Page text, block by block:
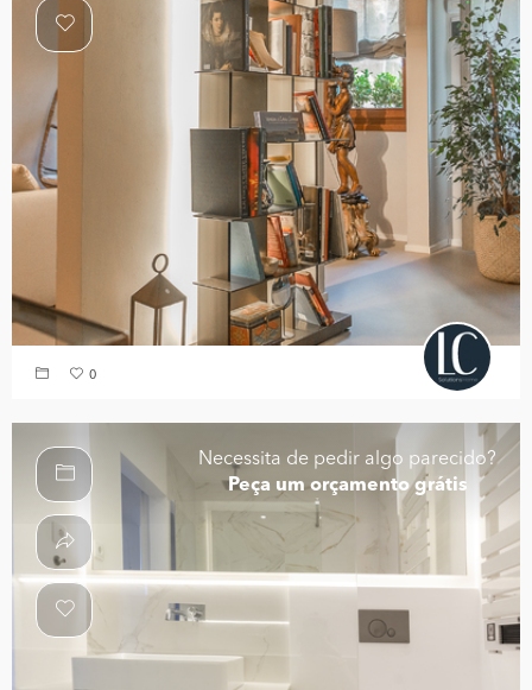
0
Necessita de pedir algo parecido?
Peça um orçamento grátis